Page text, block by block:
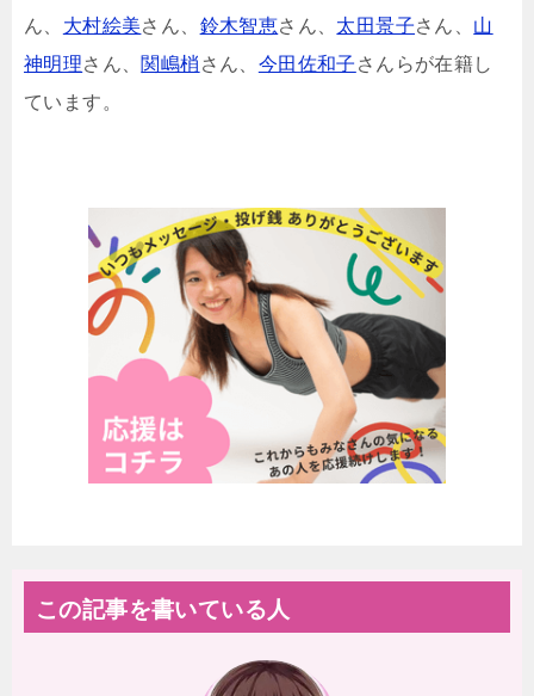
ん、 大村絵美さん、 鈴木智恵さん、 太田景子さん、 山
神明理さん、 関嶋梢 さん、 今田佐和子 さんらが在籍し
ています。
この記事を書いている人